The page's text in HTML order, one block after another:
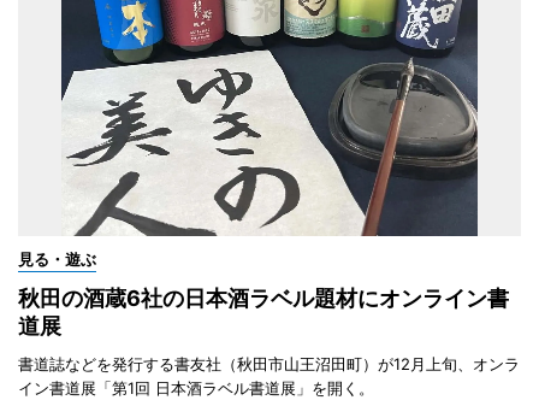
見る・遊ぶ
秋田の酒蔵6社の日本酒ラベル題材にオンライン書
道展
書道誌などを発行する書友社（秋田市山王沼田町）が12月上旬、オンラ
イン書道展「第1回 日本酒ラベル書道展」を開く。